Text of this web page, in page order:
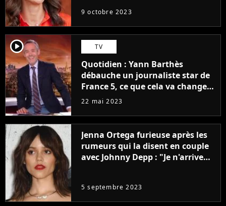
9 octobre 2023
player2 TV
Quotidien : Yann Barthès
débauche un journaliste star de
France 5, ce que cela va changer
à la rentrée
22 mai 2023
Jenna Ortega furieuse après les
rumeurs qui la disent en couple
avec Johnny Depp : "Je n'arrive
5 septembre 2023